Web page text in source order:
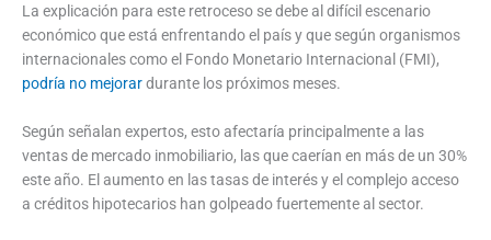
La explicación para este retroceso se debe al difícil escenario
económico que está enfrentando el país y que según organismos
internacionales como el Fondo Monetario Internacional (FMI),
podría no mejorardurante los próximos meses.
Según señalan expertos, esto afectaría principalmente a las
ventas de mercado inmobiliario, las que caerían en más de un 30%
este año. El aumento en las tasas de interés y el complejo acceso
a créditos hipotecarios han golpeado fuertemente al sector.